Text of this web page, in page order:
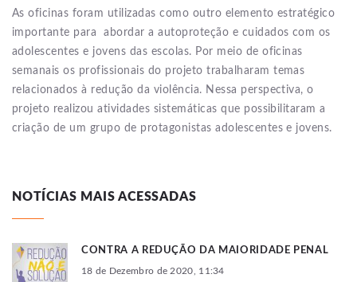
As oficinas foram utilizadas como outro elemento estratégico
importante para abordar a autoproteção e cuidados com os
adolescentes e jovens das escolas. Por meio de oficinas
semanais os profissionais do projeto trabalharam temas
relacionados à redução da violência. Nessa perspectiva, o
projeto realizou atividades sistemáticas que possibilitaram a
criação de um grupo de protagonistas adolescentes e jovens.
NOTÍCIAS MAIS ACESSADAS
CONTRA A REDUÇÃO DA MAIORIDADE PENAL
18 de Dezembro de 2020, 11:34